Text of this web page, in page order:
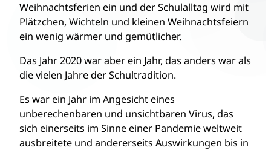
Weihnachtsferien ein und der Schulalltag wird mit
Plätzchen, Wichteln und kleinen Weihnachtsfeiern
ein wenig wärmer und gemütlicher.
Das Jahr 2020 war aber ein Jahr, das anders war als
die vielen Jahre der Schultradition.
Es war ein Jahr im Angesicht eines
unberechenbaren und unsichtbaren Virus, das
sich einerseits im Sinne einer Pandemie weltweit
ausbreitete und andererseits Auswirkungen bis in